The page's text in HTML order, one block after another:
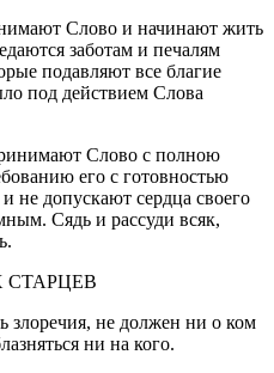
Слово и начинают жить
заботам и печалям
подавляют все благие
под действием Слова
Слово с полною
его с готовностью
не допускают сердца своего
Сядь и рассуди всяк,
СТАРЦЕВ
злоречия, не должен ни о ком
ни на кого.